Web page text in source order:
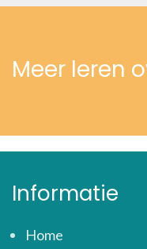
Meer leren
Informatie
Home